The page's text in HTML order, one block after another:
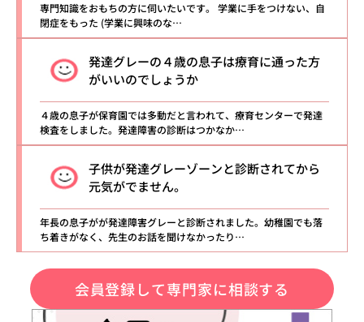
専門知識をおもちの方に伺いたいです。 学業に手をつけない、自
閉症をもった (学業に興味のな…
発達グレーの４歳の息子は療育に通った方
がいいのでしょうか
４歳の息子が保育園では多動だと言われて、療育センターで発達
検査をしました。発達障害の診断はつかなか…
子供が発達グレーゾーンと診断されてから
元気がでません。
年長の息子がが発達障害グレーと診断されました。幼稚園でも落
ち着きがなく、先生のお話を聞けなかったり…
会員登録して専門家に相談する